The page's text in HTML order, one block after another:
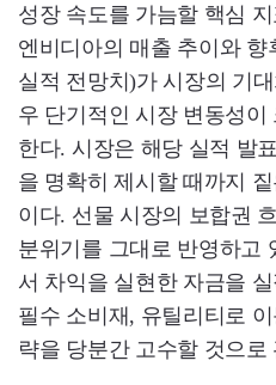
성장 속도를 가늠할 핵심
엔비디아의 매출 추이와 향
실적 전망치)가 시장의 기
우 단기적인 시장 변동성
한다. 시장은 해당 실적 발
을 명확히 제시할 때까지
이다. 선물 시장의 보합권
분위기를 그대로 반영하고
서 차익을 실현한 자금을
필수 소비재, 유틸리티로
략을 당분간 고수할 것으로